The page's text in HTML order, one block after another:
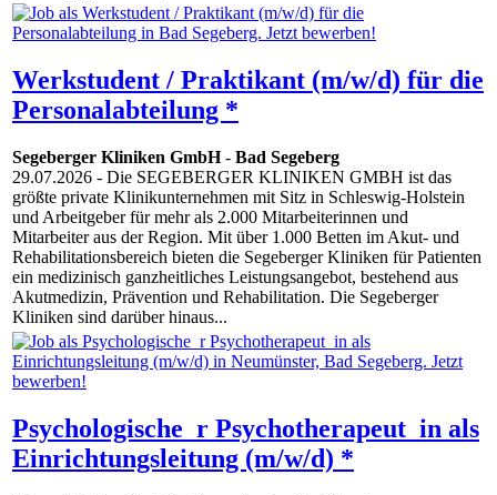
Werkstudent / Praktikant (m/w/d) für die
Personalabteilung *
Segeberger Kliniken GmbH- Bad Segeberg
29.07.2026 - Die SEGEBERGER KLINIKEN GMBH ist das
größte private Klinikunternehmen mit Sitz in Schleswig-Holstein
und Arbeitgeber für mehr als 2.000 Mitarbeiterinnen und
Mitarbeiter aus der Region. Mit über 1.000 Betten im Akut- und
Rehabilitationsbereich bieten die Segeberger Kliniken für Patienten
ein medizinisch ganzheitliches Leistungsangebot, bestehend aus
Akutmedizin, Prävention und Rehabilitation. Die Segeberger
Kliniken sind darüber hinaus...
Psychologische_r Psychotherapeut_in als
Einrichtungsleitung (m/w/d) *